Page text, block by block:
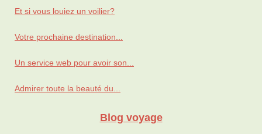
Et si vous louiez un voilier?
Votre prochaine destination...
Un service web pour avoir son...
Admirer toute la beauté du...
Blog voyage